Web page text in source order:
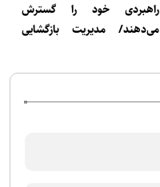
راهبردی خود را گسترش
می‌دهند/ مدیریت بازگشایی
اسلامی ایران است